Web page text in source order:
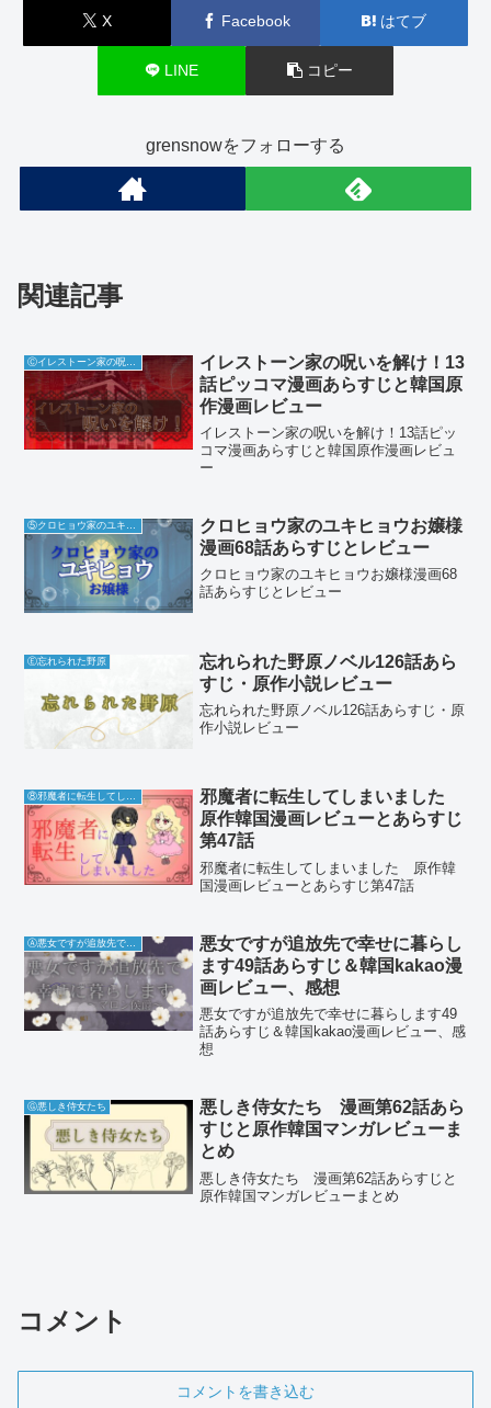
X Facebook はてブ
LINE コピー
grensnowをフォローする
関連記事
イレストーン家の呪いを解け！13
話ピッコマ漫画あらすじと韓国原
作漫画レビュー
イレストーン家の呪いを解け！13話ピッ
コマ漫画あらすじと韓国原作漫画レビュ
ー
⑤クロヒョウ家のユキヒョウお嬢様
クロヒョウ家のユキヒョウお嬢様
漫画68話あらすじとレビュー
クロヒョウ家のユキヒョウお嬢様漫画68
話あらすじとレビュー
Ⓔ忘れられた野原
忘れられた野原ノベル126話あら
すじ・原作小説レビュー
忘れられた野原ノベル126話あらすじ・原
作小説レビュー
⑧邪魔者に転生してしまいました
邪魔者に転生してしまいました
原作韓国漫画レビューとあらすじ
第47話
邪魔者に転生してしまいました 原作韓
国漫画レビューとあらすじ第47話
悪女ですが追放先で幸せに暮らし
ます49話あらすじ＆韓国kakao漫
画レビュー、感想
悪女ですが追放先で幸せに暮らします49
話あらすじ＆韓国kakao漫画レビュー、感
想
Ⓖ悪しき侍女たち
悪しき侍女たち 漫画第62話あら
すじと原作韓国マンガレビューま
とめ
悪しき侍女たち 漫画第62話あらすじと
原作韓国マンガレビューまとめ
コメント
コメントを書き込む